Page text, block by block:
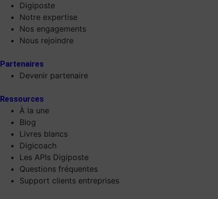
Digiposte
Notre expertise
Nos engagements
Nous rejoindre
Partenaires
Devenir partenaire
Ressources
À la une
Blog
Livres blancs
Digicoach
Les APIs Digiposte
Questions fréquentes
Support clients entreprises